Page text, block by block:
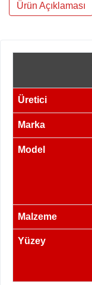
Ürün Açıklaması
Üretici
Marka
Model
Malzeme
Yüzey